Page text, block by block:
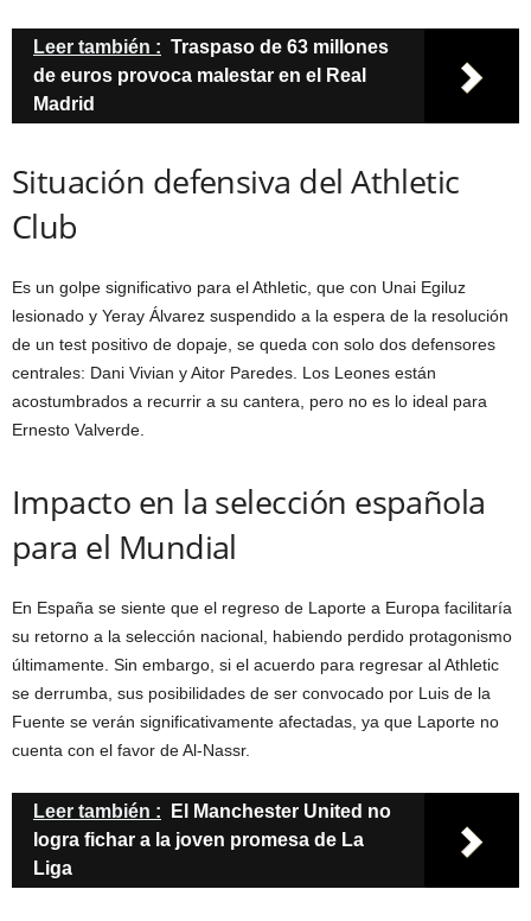
Leer también : Traspaso de 63 millones
de euros provoca malestar en el Real
Madrid
Situación defensiva del Athletic
Club
Es un golpe significativo para el Athletic, que con Unai Egiluz
lesionado y Yeray Álvarez suspendido a la espera de la resolución
de un test positivo de dopaje, se queda con solo dos defensores
centrales: Dani Vivian y Aitor Paredes. Los Leones están
acostumbrados a recurrir a su cantera, pero no es lo ideal para
Ernesto Valverde.
Impacto en la selección española
para el Mundial
En España se siente que el regreso de Laporte a Europa facilitaría
su retorno a la selección nacional, habiendo perdido protagonismo
últimamente. Sin embargo, si el acuerdo para regresar al Athletic
se derrumba, sus posibilidades de ser convocado por Luis de la
Fuente se verán significativamente afectadas, ya que Laporte no
cuenta con el favor de Al-Nassr.
Leer también :
El Manchester United no
logra fichar a la joven promesa de La
Liga